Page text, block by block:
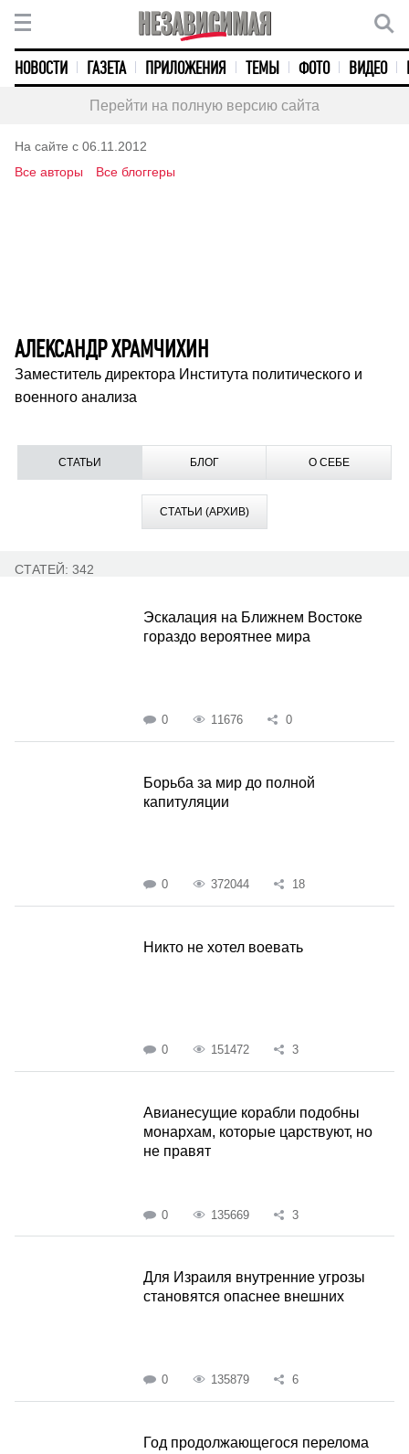
НОВОСТИ ГАЗЕТА ПРИЛОЖЕНИЯ ТЕМЫ ФОТО ВИДЕО
Перейти на полную версию сайта
На сайте с 06.11.2012
Все авторы
Все блоггеры
АЛЕКСАНДР ХРАМЧИХИН
Заместитель директора Института политического и
военного анализа
СТАТЬИ БЛОГ О СЕБЕ
СТАТЬИ (АРХИВ)
СТАТЕЙ: 342
Эскалация на Ближнем Востоке
гораздо вероятнее мира
0 11676 0
Борьба за мир до полной
капитуляции
0 372044 18
Никто не хотел воевать
0 151472 3
Авианесущие корабли подобны
монархам, которые царствуют, но
не правят
0 135669 3
Для Израиля внутренние угрозы
становятся опаснее внешних
0 135879 6
Год продолжающегося перелома